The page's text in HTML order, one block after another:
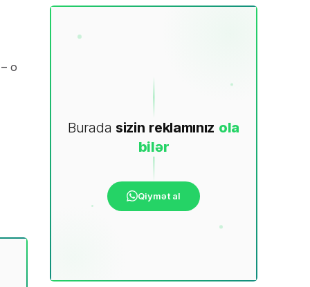
o
Burada sizin reklamınız ola
bilər
Qiymət al